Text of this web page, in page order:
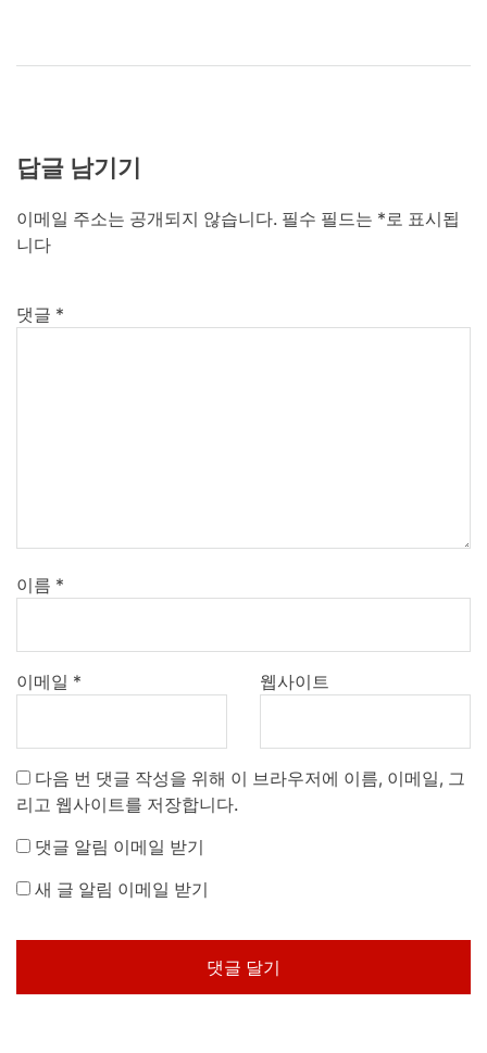
답글 남기기
이메일 주소는 공개되지 않습니다. 필수 필드는 * 로 표시됩
니다
댓글 *
이름 *
이메일 * 웹사이트
다음 번 댓글 작성을 위해 이 브라우저에 이름, 이메일, 그
리고 웹사이트를 저장합니다.
댓글 알림 이메일 받기
새 글 알림 이메일 받기